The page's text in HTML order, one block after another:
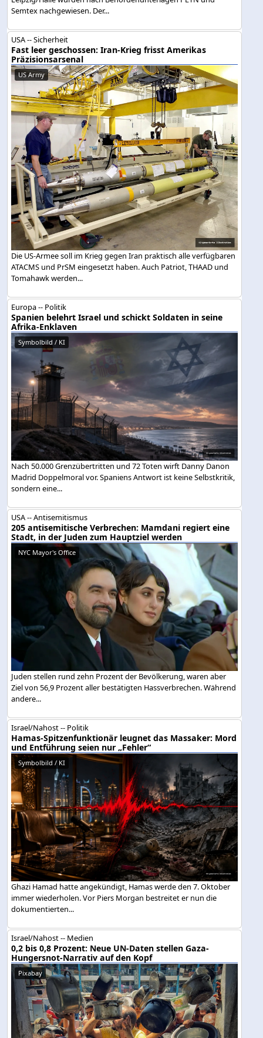
Semtex nachgewiesen. Der...
USA -- Sicherheit
Fast leer geschossen: Iran-Krieg frisst Amerikas
Präzisionsarsenal
US Army
Die US-Armee soll im Krieg gegen Iran praktisch alle verfügbaren
ATACMS und PrSM eingesetzt haben. Auch Patriot, THAAD und
Tomahawk werden...
Europa -- Politik
Spanien belehrt Israel und schickt Soldaten in seine
Afrika-Enklaven
Symbolbild / KI
Nach 50.000 Grenzübertritten und 72 Toten wirft Danny Danon
Madrid Doppelmoral vor. Spaniens Antwort ist keine Selbstkritik,
sondern eine...
USA -- Antisemitismus
205 antisemitische Verbrechen: Mamdani regiert eine
Stadt, in der Juden zum Hauptziel werden
NYC Mayor's Office
Juden stellen rund zehn Prozent der Bevölkerung, waren aber
Ziel von 56,9 Prozent aller bestätigten Hassverbrechen. Während
andere...
Israel/Nahost -- Politik
Hamas-Spitzenfunktionär leugnet das Massaker: Mord
und Entführung seien nur „Fehler“
Symbolbild / KI
Ghazi Hamad hatte angekündigt, Hamas werde den 7. Oktober
immer wiederholen. Vor Piers Morgan bestreitet er nun die
dokumentierten...
Israel/Nahost -- Medien
0,2 bis 0,8 Prozent: Neue UN-Daten stellen Gaza-
Hungersnot-Narrativ auf den Kopf
Pixabay